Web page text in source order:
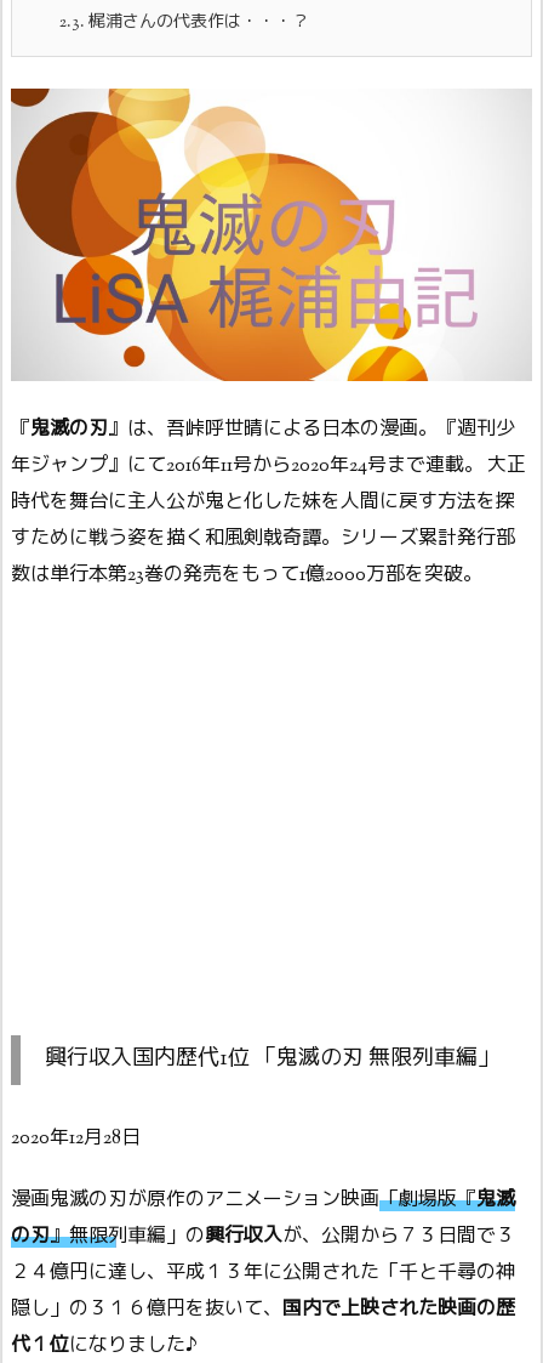
2.3. 梶浦さんの代表作は・・・？
『鬼滅の刃』は、吾峠呼世晴による日本の漫画。『週刊少
年ジャンプ』にて2016年11号から2020年24号まで連載。 大正
時代を舞台に主人公が鬼と化した妹を人間に戻す方法を探
すために戦う姿を描く和風剣戟奇譚。シリーズ累計発行部
数は単行本第23巻の発売をもって1億2000万部を突破。
興行収入国内歴代1位 「鬼滅の刃 無限列車編」
2020年12月28日
漫画鬼滅の刃が原作のアニメーション映画「劇場版『鬼滅
の刃』無限列車編」 の興行収入が、公開から７３日間で３
２４億円に達し、平成１３年に公開された「千と千尋の神
隠し」の３１６億円を抜いて、 国内で上映された映画の歴
代１位になりました♪